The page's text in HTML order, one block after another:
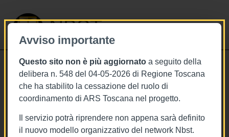
Avviso importante
Questo sito non è più aggiornato a seguito della
delibera n. 548 del 04-05-2026 di Regione Toscana
che ha stabilito la cessazione del ruolo di
coordinamento di ARS Toscana nel progetto.
Il servizio potrà riprendere non appena sarà definito
il nuovo modello organizzativo del network Nbst.
NBST
23/5/2022
Delibera n.582 del 23 maggio 2022